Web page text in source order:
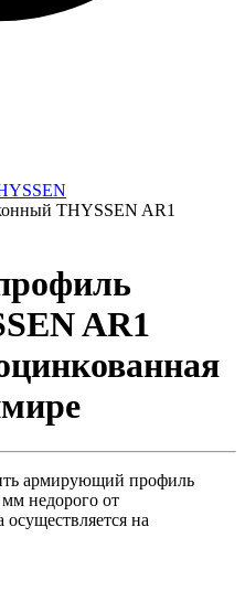
THYSSEN AR1
AR1
армирующий профиль
недорого от
осуществляется на